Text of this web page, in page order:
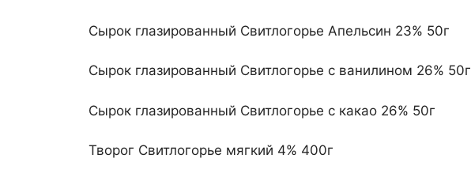
Сырок глазированный Свитлогорье Апельсин 23% 50г
Сырок глазированный Свитлогорье с ванилином 26% 50г
Сырок глазированный Свитлогорье с какао 26% 50г
Творог Свитлогорье мягкий 4% 400г